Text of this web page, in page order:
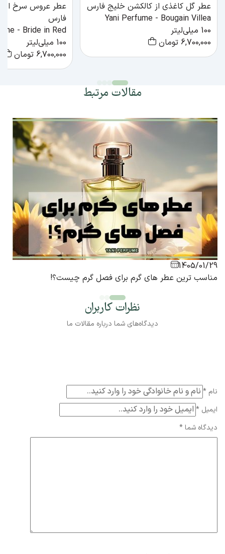
عطر گل کاغذی از کالکشن خلیج فارس
Yani Perfume - Bougain Villea
100 میلی‌لیتر
6,700,000 تومان
عطر عروس سرخ از
فارس
- Bride in Red
100 میلی‌لیتر
6,700,000 تومان
مقالات مرتبط
1405/01/29
مناسب ترین عطر های گرم برای فصل گرم چیست؟!
نظرات کاربران
دیدگاه‌های شما درباره مقالات ما
نام *
ایمیل *
دیدگاه شما*